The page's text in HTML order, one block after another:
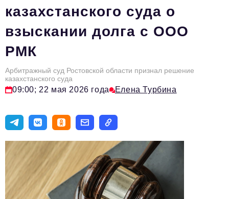
Главное
Интервью
Сделано в России
Право
Точки роста
Персона
Инвестиции
Управление
Красота и здоровье
казахстанского суда о
взыскании долга с ООО
РМК
Арбитражный суд Ростовской области признал решение
казахстанского суда
09:00; 22 мая 2026 года Елена Турбина